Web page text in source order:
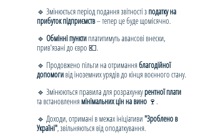
🔹 Змінюється період подання звітності зподатку на
прибуток підприємств– тепер це буде щомісячно.
🔹 Обмінні пунктиплатитимуть авансові внески,
прив'язані до євро 💶.
🔹 Продовжено пільги на отриманняблагодійної
допомогивід іноземних урядів до кінця воєнного стану.
🔹 Змінюються правила для розрахункурентної плати
та встановленнямінімальних цін на вино 🍷.
🔹 Доходи, отримані в межах ініціативи "Зроблено в
Україні", звільняються від оподаткування.